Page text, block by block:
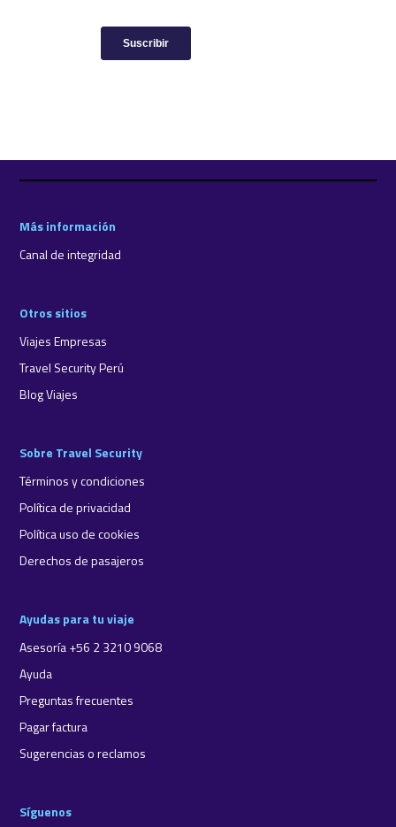
Más información
Canal de integridad
Otros sitios
Viajes Empresas
Travel Security Perú
Blog Viajes
Sobre Travel Security
Términos y condiciones
Política de privacidad
Política uso de cookies
Derechos de pasajeros
Ayudas para tu viaje
Asesoría +56 2 3210 9068
Ayuda
Preguntas frecuentes
Pagar factura
Sugerencias o reclamos
Síguenos